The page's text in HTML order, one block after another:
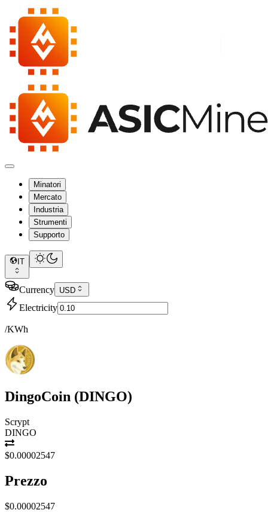
Minatori
Mercato
Industria
Strumenti
Supporto
IT
Currency USD
Electricity
/KWh
DingoCoin (DINGO)
Scrypt
DINGO
$0.00002547
Prezzo
$0.00002547